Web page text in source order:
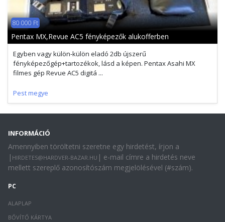
80 000 Ft
Pentax MX,Revue AC5 fényképezők alukofferben
Egyben vagy külön-külön eladó 2db újszerű
fényképezőgép+tartozékok, lásd a képen. Pentax Asahi MX
filmes gép Revue AC5 digitá ...
Pest megye
INFORMÁCIÓ
Amennyiben töröltetni szeretne egy hirdetést, írjon a
| HIRDETES@HARDVER-BAZAR.HU | e-mail címre a hirdetés neve
mellett szereplő azonosítószám megjelölésével (#szám).
PC
ALAPLAP
BŐVÍTŐ KÁRTYA